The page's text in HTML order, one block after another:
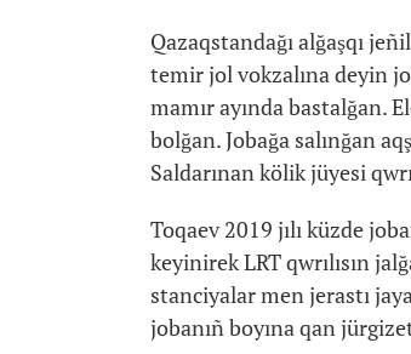
Qazaqstandağı alğaşqı
temir jol vokzalına deyin
mamır ayında bastalğan.
bolğan. Jobağa salınğan
Saldarınan kölik jüyesi
Toqaev 2019 jılı küzde
keyinirek LRT qwrılısın
stanciyalar men jerastı
jobanıñ boyına qan